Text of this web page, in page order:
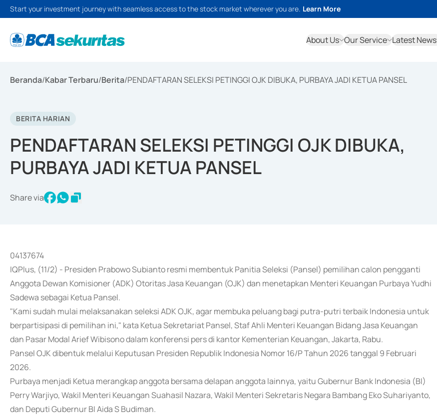
Start your investment journey with seamless access to the stock market wherever you are. Learn More
About Us Our Service Latest News
Beranda/Kabar Terbaru/Berita/PENDAFTARAN SELEKSI PETINGGI OJK DIBUKA, PURBAYA JADI KETUA PANSEL
BERITA HARIAN
PENDAFTARAN SELEKSI PETINGGI OJK DIBUKA,
PURBAYA JADI KETUA PANSEL
Share via
04137674
IQPlus, (11/2) - Presiden Prabowo Subianto resmi membentuk Panitia Seleksi (Pansel) pemilihan calon pengganti
Anggota Dewan Komisioner (ADK) Otoritas Jasa Keuangan (OJK) dan menetapkan Menteri Keuangan Purbaya Yudhi
Sadewa sebagai Ketua Pansel.
"Kami sudah mulai melaksanakan seleksi ADK OJK, agar membuka peluang bagi putra-putri terbaik Indonesia untuk
berpartisipasi di pemilihan ini," kata Ketua Sekretariat Pansel, Staf Ahli Menteri Keuangan Bidang Jasa Keuangan
dan Pasar Modal Arief Wibisono dalam konferensi pers di kantor Kementerian Keuangan, Jakarta, Rabu.
Pansel OJK dibentuk melalui Keputusan Presiden Republik Indonesia Nomor 16/P Tahun 2026 tanggal 9 Februari
2026.
Purbaya menjadi Ketua merangkap anggota bersama delapan anggota lainnya, yaitu Gubernur Bank Indonesia (BI)
Perry Warjiyo, Wakil Menteri Keuangan Suahasil Nazara, Wakil Menteri Sekretaris Negara Bambang Eko Suhariyanto,
dan Deputi Gubernur BI Aida S Budiman.